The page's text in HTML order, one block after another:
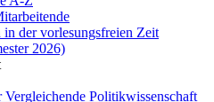
in der vorlesungsfreien Zeit
2026)
Politikwissenschaft